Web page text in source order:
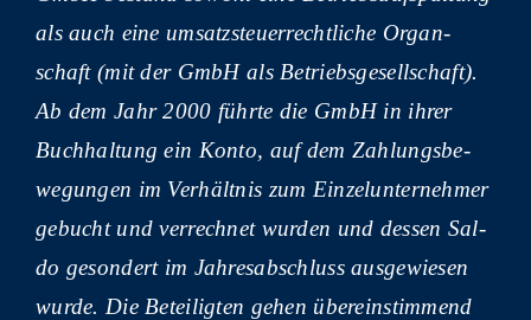
als auch eine umsatz­steu­er­recht­li­che Organ­
schaft (mit der GmbH als Betriebs­ge­sell­schaft).
Ab dem Jahr 2000 führ­te die GmbH in ihrer
Buch­hal­tung ein Kon­to, auf dem Zah­lungs­be­
we­gun­gen im Ver­hält­nis zum Ein­zel­un­ter­neh­mer
gebucht und ver­rech­net wur­den und des­sen Sal­
do geson­dert im Jah­res­ab­schluss aus­ge­wie­sen
wur­de. Die Betei­lig­ten gehen über­ein­stim­mend